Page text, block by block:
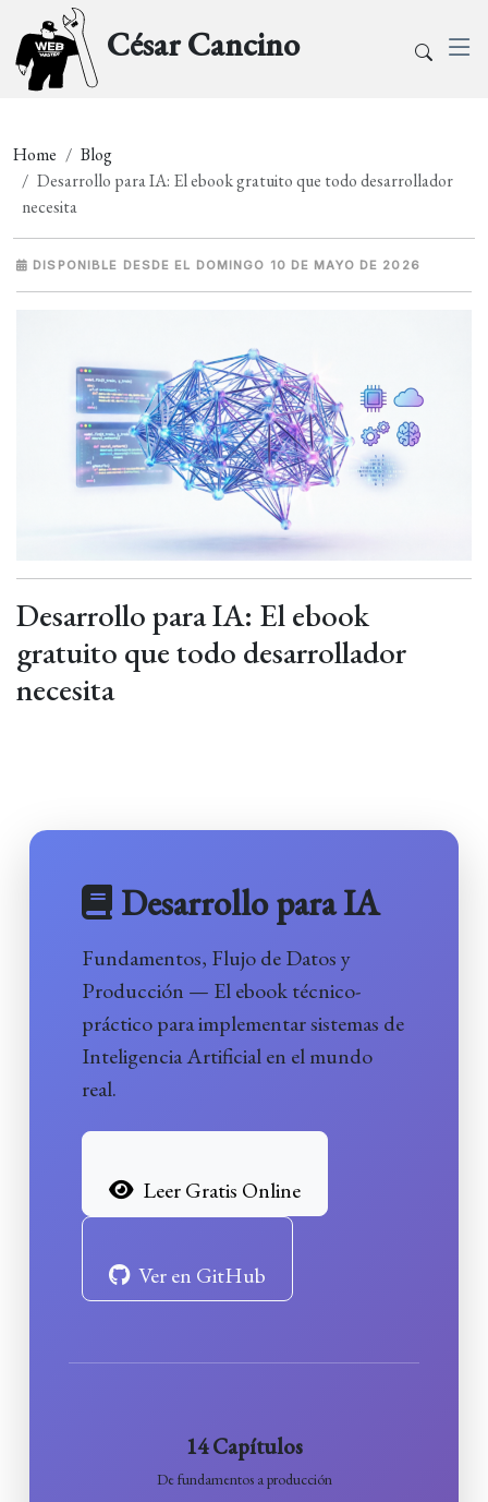
César Cancino
Home
Blog
Desarrollo para IA: El ebook gratuito que todo desarrollador
necesita
DISPONIBLE DESDE EL DOMINGO 10 DE MAYO DE 2026
Desarrollo para IA: El ebook
gratuito que todo desarrollador
necesita
Desarrollo para IA
Fundamentos, Flujo de Datos y
Producción — El ebook técnico-
práctico para implementar sistemas de
Inteligencia Artificialen el mundo
real.
Leer Gratis Online
Ver en GitHub
14 Capítulos
De fundamentos a producción